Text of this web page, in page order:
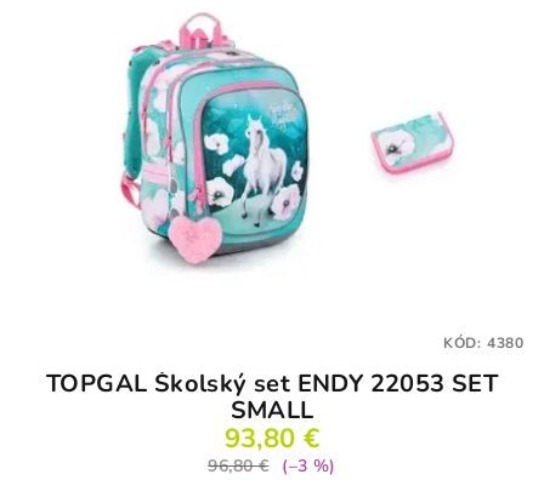
TOPGAL Školský set ENDY 22053 SET
SMALL
93,80 €
96,80 €
(–3 %)
KÓD: 4380